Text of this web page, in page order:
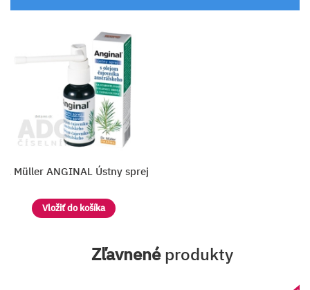
Müller ANGINAL Ústny sprej
Vložiť do košíka
Zľavnenéprodukty